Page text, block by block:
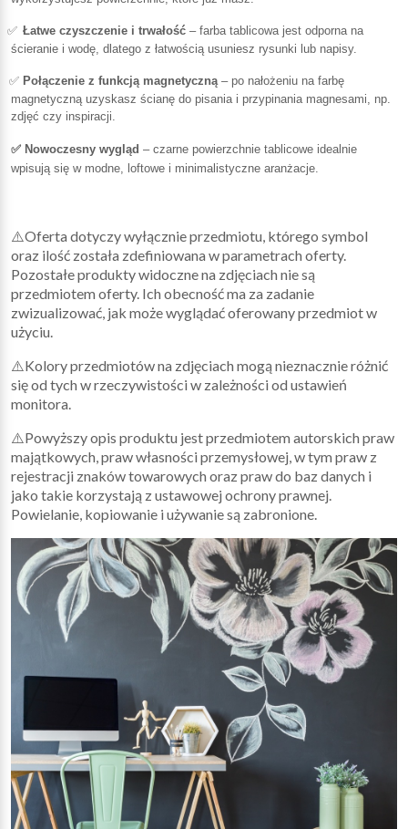
✅ Łatwe czyszczenie i trwałość – farba tablicowa jest odporna na
ścieranie i wodę, dlatego z łatwością usuniesz rysunki lub napisy.
✅ Połączenie z funkcją magnetyczną– po nałożeniu na farbę
magnetyczną uzyskasz ścianę do pisania i przypinania magnesami, np.
zdjęć czy inspiracji.
✅ Nowoczesny wygląd – czarne powierzchnie tablicowe idealnie
wpisują się w modne, loftowe i minimalistyczne aranżacje.
⚠️Oferta dotyczy wyłącznie przedmiotu, którego symbol
oraz ilość została zdefiniowana w parametrach oferty.
Pozostałe produkty widoczne na zdjęciach nie są
przedmiotem oferty. Ich obecność ma za zadanie
zwizualizować, jak może wyglądać oferowany przedmiot w
użyciu.
⚠️Kolory przedmiotów na zdjęciach mogą nieznacznie różnić
się od tych w rzeczywistości w zależności od ustawień
monitora.
⚠️Powyższy opis produktu jest przedmiotem autorskich praw
majątkowych, praw własności przemysłowej, w tym praw z
rejestracji znaków towarowych oraz praw do baz danych i
jako takie korzystają z ustawowej ochrony prawnej.
Powielanie, kopiowanie i używanie są zabronione.